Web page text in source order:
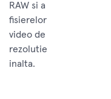
RAW si a
fisierelor
video de
rezolutie
inalta.